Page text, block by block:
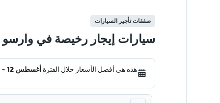
صفقات تأجير السيارات
سيارات إيجار رخيصة في وارسو
هذه هي أفضل الأسعار خلال الفترة أغسطس 12 - 19